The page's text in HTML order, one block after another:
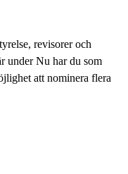
revisorer och
under Nu har du som
att nominera flera